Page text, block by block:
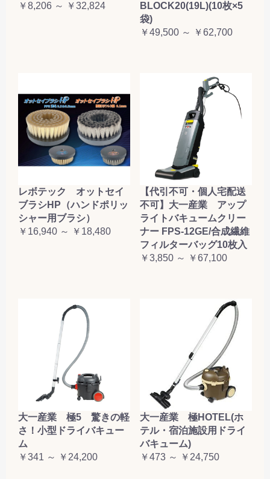
￥8,206 ～ ￥32,824
BLOCK20(19L)(10枚×5
袋)
￥49,500 ～ ￥62,700
レボテック オットセイ
ブラシHP（ハンドポリッ
シャー用ブラシ）
￥16,940 ～ ￥18,480
【代引不可・個人宅配送
不可】大一産業 アップ
ライトバキュームクリー
ナー FPS-12GE/合成繊維
フィルターバッグ10枚入
￥3,850 ～ ￥67,100
大一産業 極5 驚きの軽
さ！小型ドライバキュー
ム
￥341 ～ ￥24,200
大一産業 極HOTEL(ホ
テル・宿泊施設用ドライ
バキューム)
￥473 ～ ￥24,750